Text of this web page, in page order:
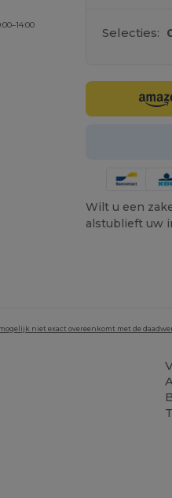
Selecties:
Wilt u een
alstublieft uw
niet exact overeenkomt met de